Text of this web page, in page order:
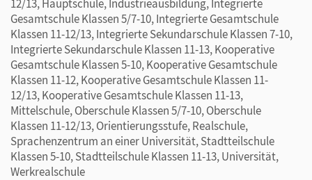
12/13, Hauptschule, Industrieausbildung, Integrierte
Gesamtschule Klassen 5/7-10, Integrierte Gesamtschule
Klassen 11-12/13, Integrierte Sekundarschule Klassen 7-10,
Integrierte Sekundarschule Klassen 11-13, Kooperative
Gesamtschule Klassen 5-10, Kooperative Gesamtschule
Klassen 11-12, Kooperative Gesamtschule Klassen 11-
12/13, Kooperative Gesamtschule Klassen 11-13,
Mittelschule, Oberschule Klassen 5/7-10, Oberschule
Klassen 11-12/13, Orientierungsstufe, Realschule,
Sprachenzentrum an einer Universität, Stadtteilschule
Klassen 5-10, Stadtteilschule Klassen 11-13, Universität,
Werkrealschule